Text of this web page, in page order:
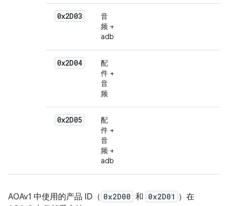
0x2D03
音
频 +
adb
0x2D04
配
件 +
音
频
0x2D05
配
件 +
音
频 +
adb
AOAv1 中使用的产品 ID（ 0x2D00 和 0x2D01 ）在